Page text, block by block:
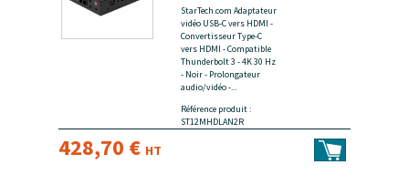
StarTech.com Adaptateur
vidéo USB-C vers HDMI -
Convertisseur Type-C
vers HDMI - Compatible
Thunderbolt 3 - 4K 30 Hz
- Noir - Prolongateur
audio/vidéo -...
Référence produit :
ST12MHDLAN2R
428,70 € HT